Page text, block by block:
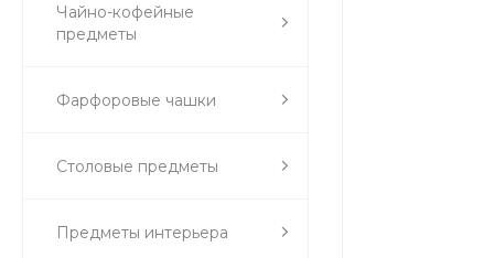
Чайно-кофейные
предметы
Фарфоровые чашки
Столовые предметы
Предметы интерьера